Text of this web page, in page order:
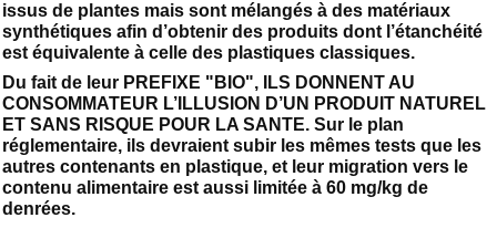
issus de plantes mais sont mélangés à des matériaux
synthétiques afin d’obtenir des produits dont l’étanchéité
est équivalente à celle des plastiques classiques.
Du fait de leur PREFIXE "BIO", ILS DONNENT AU
CONSOMMATEUR L’ILLUSION D’UN PRODUIT NATUREL
ET SANS RISQUE POUR LA SANTE. Sur le plan
réglementaire, ils devraient subir les mêmes tests que les
autres contenants en plastique, et leur migration vers le
contenu alimentaire est aussi limitée à 60 mg/kg de
denrées.